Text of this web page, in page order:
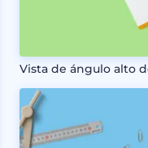
Vista de ángulo alto